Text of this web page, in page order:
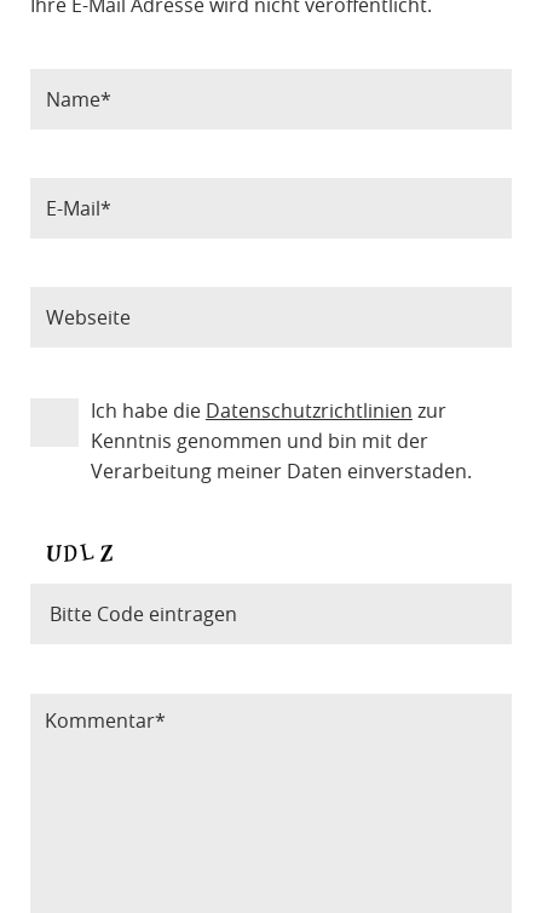
Ich habe die Datenschutzrichtlinien zur
Kenntnis genommen und bin mit der
Verarbeitung meiner Daten einverstaden.